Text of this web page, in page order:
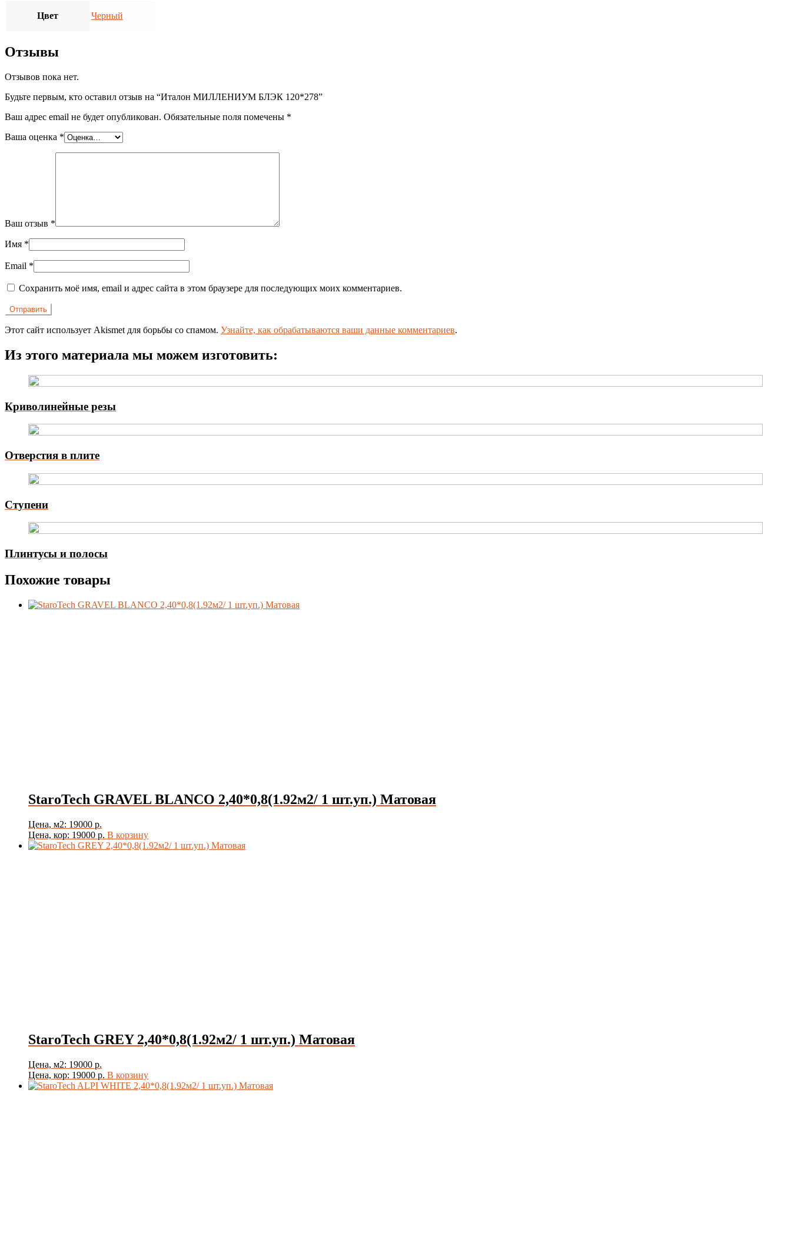
Цвет Черный
Отзывы
Отзывов пока нет.
Будьте первым, кто оставил отзыв на “Италон МИЛЛЕНИУМ БЛЭК 120*278”
Ваш адрес email не будет опубликован. Обязательные поля помечены *
Ваша оценка *
Ваш отзыв *
Имя *
Email *
Сохранить моё имя, email и адрес сайта в этом браузере для последующих моих комментариев.
Этот сайт использует Akismet для борьбы со спамом. Узнайте, как обрабатываются ваши данные комментариев.
Из этого материала мы можем изготовить:
Криволинейные резы
Отверстия в плите
Ступени
Плинтусы и полосы
Похожие товары
StaroTech GRAVEL BLANCO 2,40*0,8(1.92м2/ 1 шт.уп.) Матовая
Цена, м2: 19000 р.
Цена, кор: 19000 р. В корзину
StaroTech GREY 2,40*0,8(1.92м2/ 1 шт.уп.) Матовая
Цена, м2: 19000 р.
Цена, кор: 19000 р. В корзину